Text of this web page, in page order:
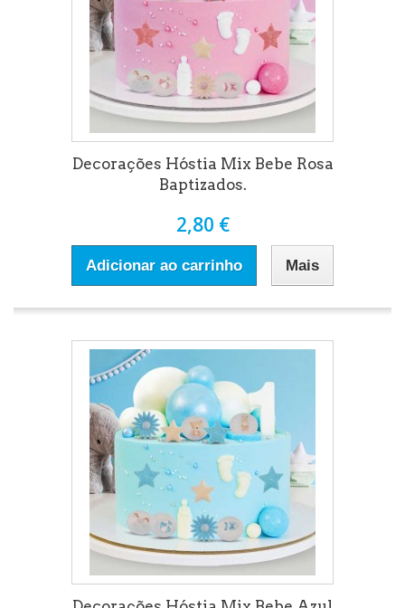
Decorações Hóstia Mix Bebe Rosa
Baptizados.
2,80 €
Adicionar ao carrinho Mais